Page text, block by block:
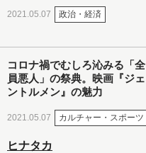
2021.05.07 政治・経済
コロナ禍でむしろ沁みる「全
員悪人」の祭典。映画『ジェ
ントルメン』の魅力
2021.05.07 カルチャー・スポーツ
ヒナタカ